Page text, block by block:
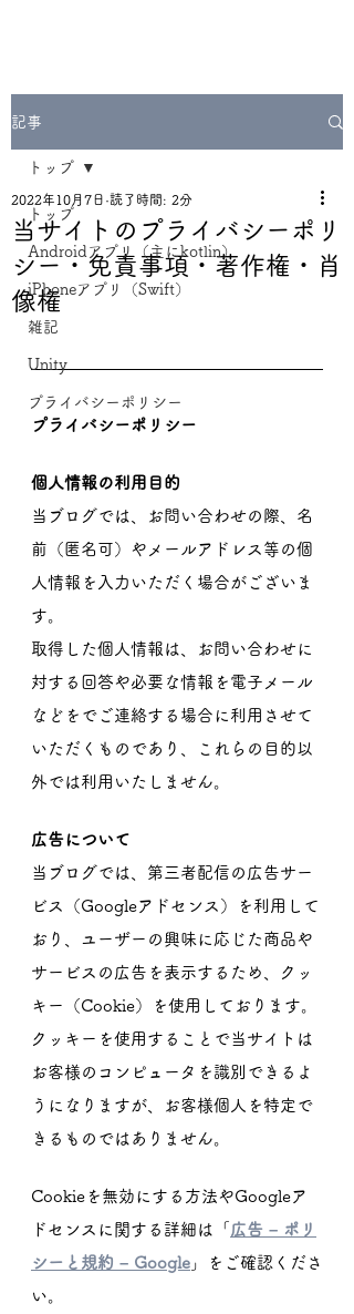
記事
トップ
Androidアプリ（主にkotlin）
iPhoneアプリ（Swift）
雑記
Unity
プライバシーポリシー
トップ
当サイトのプライバシーポリ
シー・免責事項・著作権・肖
像権
2022年10月7日 読了時間: 2分
プライバシーポリシー
個人情報の利用目的
当ブログでは、お問い合わせの際、名
前（匿名可）やメールアドレス等の個
人情報を入力いただく場合がございま
す。
取得した個人情報は、お問い合わせに
対する回答や必要な情報を電子メール
などをでご連絡する場合に利用させて
いただくものであり、これらの目的以
外では利用いたしません。
広告について
当ブログでは、第三者配信の広告サー
ビス（Googleアドセンス）を利用して
おり、ユーザーの興味に応じた商品や
サービスの広告を表示するため、クッ
キー（Cookie）を使用しております。
クッキーを使用することで当サイトは
お客様のコンピュータを識別できるよ
うになりますが、お客様個人を特定で
きるものではありません。
Cookieを無効にする方法やGoogleア
ドセンスに関する詳細は「 広告 – ポリ
シーと規約 – Google 」をご確認くださ
い。